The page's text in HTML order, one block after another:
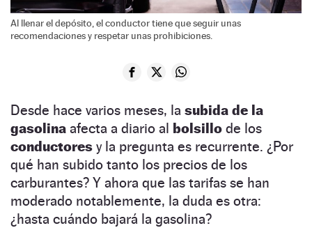
Al llenar el depósito, el conductor tiene que seguir unas
recomendaciones y respetar unas prohibiciones.
Desde hace varios meses, la subida de la
gasolina afecta a diario al bolsillo de los
conductores y la pregunta es recurrente. ¿Por
qué han subido tanto los precios de los
carburantes? Y ahora que las tarifas se han
moderado notablemente, la duda es otra:
¿hasta cuándo bajará la gasolina?